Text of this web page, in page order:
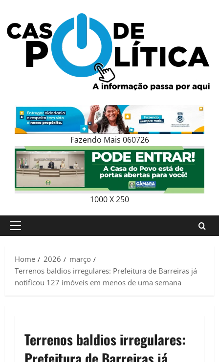
content
Fazendo Mais 060726
1000 X 250
Primary
Home
2026
março
Terrenos baldios irregulares: Prefeitura de Barreiras já
notificou 127 imóveis em menos de uma semana
Terrenos baldios irregulares: